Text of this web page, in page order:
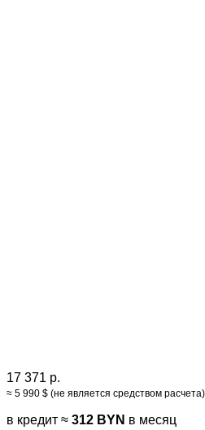
17 371 р.
≈ 5 990 $ (не является средством расчета)
в кредит ≈ 312 BYN в месяц